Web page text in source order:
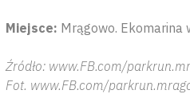
Miejsce: Mrągowo. Ekomarina
Źródło: www.FB.com/
Fot. www.FB.com/